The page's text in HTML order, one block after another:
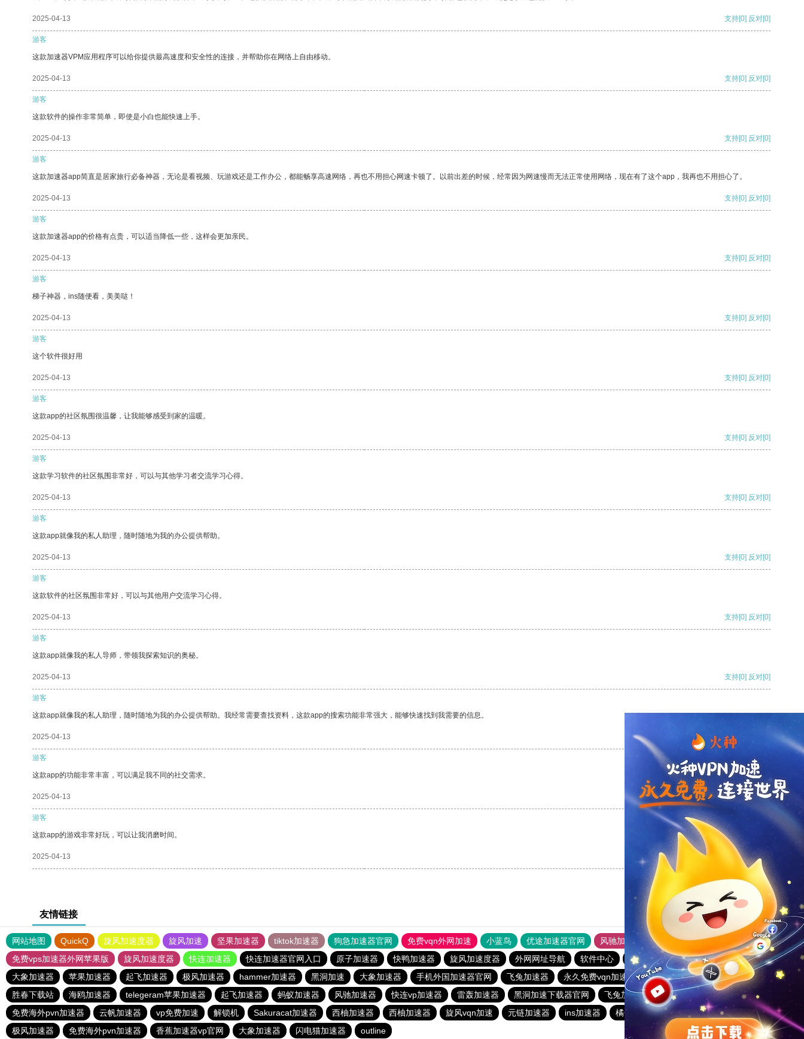
2025-04-13 支持[0] 反对[0]
游客
这款加速器VPM应用程序可以给你提供最高速度和安全性的连接，并帮助你在网络上自由移动。
2025-04-13 支持[0] 反对[0]
游客
这款软件的操作非常简单，即使是小白也能快速上手。
2025-04-13 支持[0] 反对[0]
游客
这款加速器app简直是居家旅行必备神器，无论是看视频、玩游戏还是工作办公，都能畅享高速网络，再也不用担心网速卡顿了。以前出差的时候，经常因为网速慢而无法正常使用网络，现在有了这个app，我再也不用担心了。
2025-04-13 支持[0] 反对[0]
游客
这款加速器app的价格有点贵，可以适当降低一些，这样会更加亲民。
2025-04-13 支持[0] 反对[0]
游客
梯子神器，ins随便看，美美哒！
2025-04-13 支持[0] 反对[0]
游客
这个软件很好用
2025-04-13 支持[0] 反对[0]
游客
这款app的社区氛围很温馨，让我能够感受到家的温暖。
2025-04-13 支持[0] 反对[0]
游客
这款学习软件的社区氛围非常好，可以与其他学习者交流学习心得。
2025-04-13 支持[0] 反对[0]
游客
这款app就像我的私人助理，随时随地为我的办公提供帮助。
2025-04-13 支持[0] 反对[0]
游客
这款软件的社区氛围非常好，可以与其他用户交流学习心得。
2025-04-13 支持[0] 反对[0]
游客
这款app就像我的私人导师，带领我探索知识的奥秘。
2025-04-13 支持[0] 反对[0]
游客
这款app就像我的私人助理，随时随地为我的办公提供帮助。我经常需要查找资料，这款app的搜索功能非常强大，能够快速找到我需要的信息。
2025-04-13 支持
游客
这款app的功能非常丰富，可以满足我不同的社交需求。
2025-04-13 支持[0] 反对[0]
游客
这款app的游戏非常好玩，可以让我消磨时间。
2025-04-13 支持[0] 反对[0]
友情链接
网站地图 QuickQ 旋风加速度器 旋风加速 坚果加速器 tiktok加速器 狗急加速器官网 免费vqn外网加速 小蓝鸟 优途加速器官网 风驰加速器
旋风加速器
免费vps加速器外网苹果版
旋风加速度器 快连加速器 快连加速器官网入口 原子加速器 快鸭加速器 旋风加速度器 外网网址导航 软件中心 雷霆加速 狂飙加速器
哔咔漫画
大象加速器
苹果加速器 起飞加速器 极风加速器 hammer加速器 黑洞加速 大象加速器 手机外国加速器官网 飞兔加速器 永久免费vqn加速外网 盘古加速器
黑洞加速
胜春下载站
海鸥加速器 telegeram苹果加速器 起飞加速器 蚂蚁加速器 风驰加速器 快连vp加速器 雷轰加速器 黑洞加速下载器官网 飞兔加速器
手机外国加速器官网
免费海外pvn加速器
云帆加速器 vp免费加速 解锁机 Sakuracat加速器 西柚加速器 西柚加速器 旋风vqn加速 元链加速器 ins加速器 橘子加速器 橘子加速器
pigcha加速器
极风加速器
免费海外pvn加速器 香蕉加速器vp官网 大象加速器 闪电猫加速器 outline